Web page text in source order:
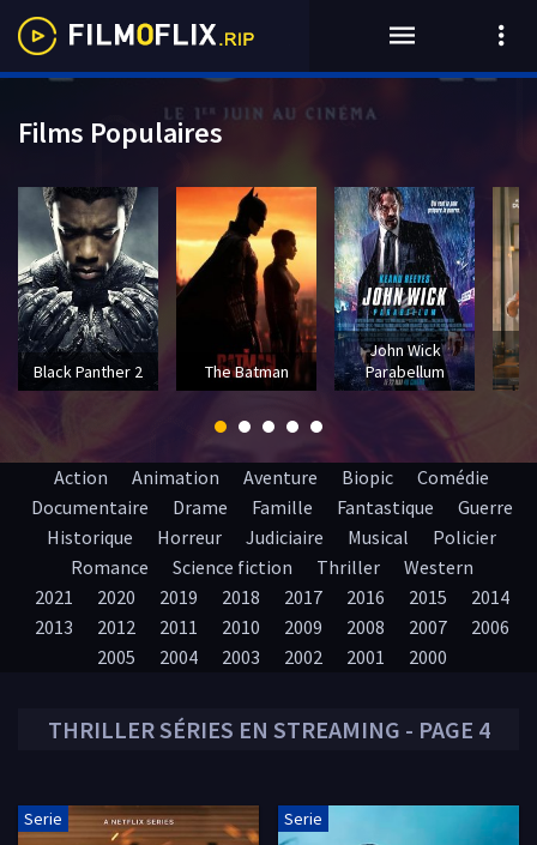
THRILLERSÉRIES EN STREAMING - PAGE 4
Serie Serie
Action Animation Aventure Biopic
Comédie
Documentaire
Drame Famille Fantastique
Guerre
Historique
Horreur Judiciaire Musical
Policier
Romance
Science fiction Thriller
Western
2021
2020 2019 2018 2017 2016 2015
2014
2013
2012 2011 2010 2009 2008 2007
2006
2005
2004 2003 2002 2001 2000
Films Populaires
Black Panther 2 The Batman
John Wick
Parabellum